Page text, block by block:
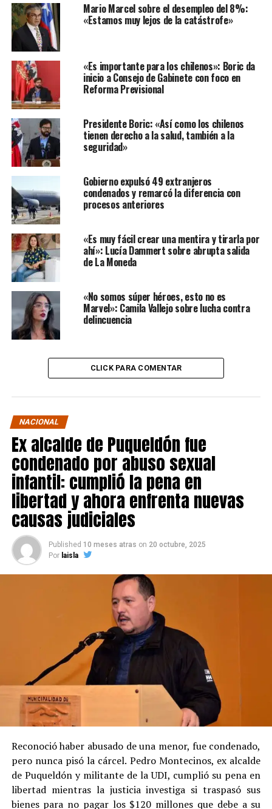
Mario Marcel sobre el desempleo del 8%:
«Estamos muy lejos de la catástrofe»
«Es importante para los chilenos»: Boric da
inicio a Consejo de Gabinete con foco en
Reforma Previsional
Presidente Boric: «Así como los chilenos
tienen derecho a la salud, también a la
seguridad»
Gobierno expulsó 49 extranjeros
condenados y remarcó la diferencia con
procesos anteriores
«Es muy fácil crear una mentira y tirarla por
ahí»: Lucía Dammert sobre abrupta salida
de La Moneda
«No somos súper héroes, esto no es
Marvel»: Camila Vallejo sobre lucha contra
delincuencia
CLICK PARA COMENTAR
NACIONAL
Ex alcalde de Puqueldón fue
condenado por abuso sexual
infantil: cumplió la pena en
libertad y ahora enfrenta nuevas
causas judiciales
Published 10 meses atras on 20 octubre, 2025
Por laisla
Reconoció haber abusado de una menor, fue condenado,
pero nunca pisó la cárcel. Pedro Montecinos, ex alcalde
de Puqueldón y militante de la UDI, cumplió su pena en
libertad mientras la justicia investiga si traspasó sus
bienes para no pagar los $120 millones que debe a su